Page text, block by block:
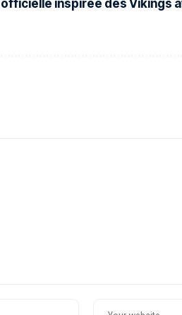
officielle inspirée des Vikings